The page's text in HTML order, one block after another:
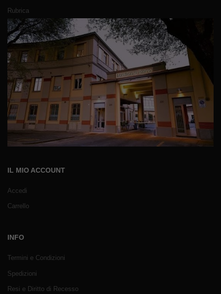
Rubrica
IL MIO ACCOUNT
Accedi
Carrello
INFO
Termini e Condizioni
Spedizioni
Resi e Diritto di Recesso